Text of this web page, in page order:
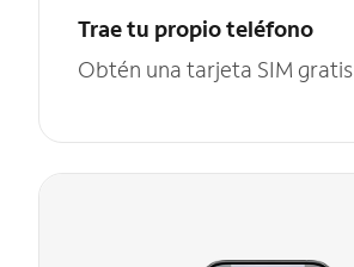
Trae tu propio teléfono
Obtén una tarjeta SIM gratis